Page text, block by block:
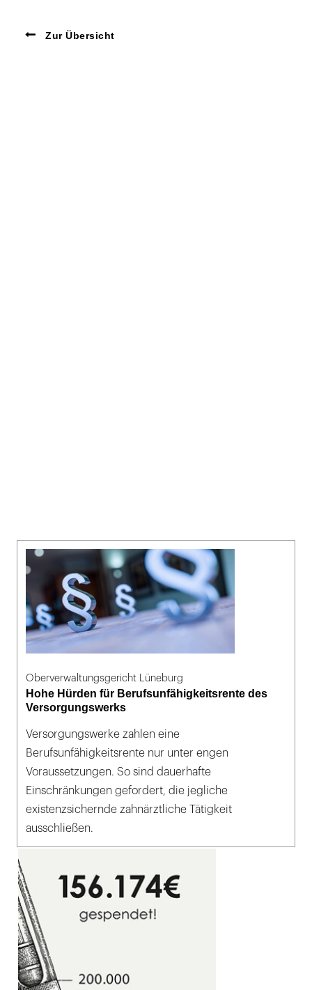
Zur Übersicht
Oberverwaltungsgericht Lüneburg
Hohe Hürden für Berufsunfähigkeitsrente des
Versorgungswerks
Versorgungswerke zahlen eine
Berufsunfähigkeitsrente nur unter engen
Voraussetzungen. So sind dauerhafte
Einschränkungen gefordert, die jegliche
existenzsichernde zahnärztliche Tätigkeit
ausschließen.